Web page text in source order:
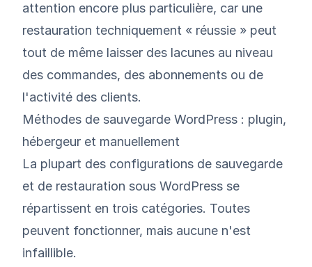
attention encore plus particulière, car une
restauration techniquement « réussie » peut
tout de même laisser des lacunes au niveau
des commandes, des abonnements ou de
l'activité des clients.
Méthodes de sauvegarde WordPress : plugin,
hébergeur et manuellement
La plupart des configurations de sauvegarde
et de restauration sous WordPress se
répartissent en trois catégories. Toutes
peuvent fonctionner, mais aucune n'est
infaillible.